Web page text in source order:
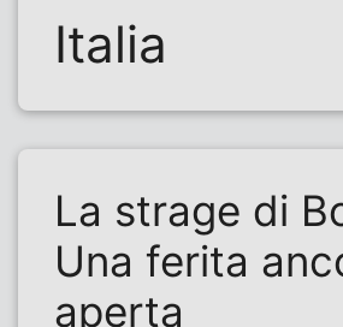
Italia
La strage di
Una ferita
aperta